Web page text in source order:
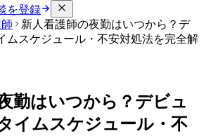
を登録
新人看護師の夜勤はいつから？デ
ムスケジュール・不安対処法を完全解
勤はいつから？デビュ
イムスケジュール・不